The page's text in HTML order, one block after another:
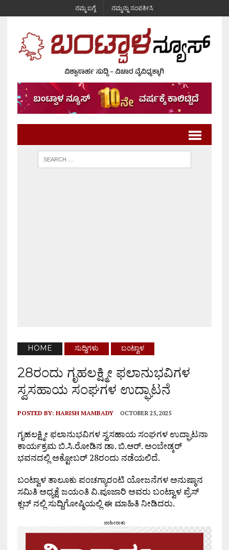
ನಮ್ಮ ಬಗ್ಗೆ ನಮ್ಮನ್ನು ಸಂಪರ್ಕಿಸಿ
HOME ಸುದ್ದಿಗಳು ಬಂಟ್ವಾಳ
28ರಂದು ಗೃಹಲಕ್ಷ್ಮೀ ಫಲಾನುಭವಿಗಳ
ಸ್ವಸಹಾಯ ಸಂಘಗಳ ಉದ್ಘಾಟನೆ
POSTED BY: HARISH MAMBADY OCTOBER 25, 2025
ಗೃಹಲಕ್ಷ್ಮೀ ಫಲಾನುಭವಿಗಳ ಸ್ವಸಹಾಯ ಸಂಘಗಳ ಉದ್ಘಾಟನಾ
ಕಾರ್ಯಕ್ರಮ ಬಿ.ಸಿ.ರೋಡಿನ ಡಾ. ಬಿ.ಆರ್. ಅಂಬೇಡ್ಕರ್
ಭವನದಲ್ಲಿ ಅಕ್ಟೋಬರ್ 28ರಂದು ನಡೆಯಲಿದೆ.
ಬಂಟ್ವಾಳ ತಾಲೂಕು ಪಂಚಗ್ಯಾರಂಟಿ ಯೋಜನೆಗಳ ಅನುಷ್ಠಾನ
ಸಮಿತಿ ಅಧ್ಯಕ್ಷೆ ಜಯಂತಿ ವಿ.ಪೂಜಾರಿ ಅವರು ಬಂಟ್ವಾಳ ಪ್ರೆಸ್
ಕ್ಲಬ್ ನಲ್ಲಿ ಸುದ್ದಿಗೋಷ್ಠಿಯಲ್ಲಿ ಈ ಮಾಹಿತಿ ನೀಡಿದರು.
ಜಾಹೀರಾತು